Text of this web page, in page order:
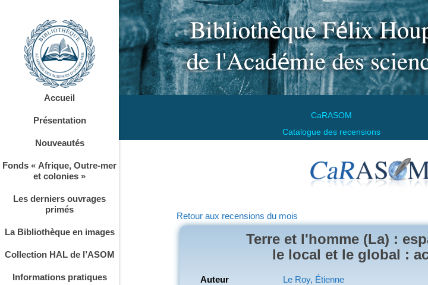
CaRASOM
Catalogue des recensions
Accueil
Présentation
Nouveautés
Fonds « Afrique, Outre-mer
et colonies »
Les derniers ouvrages
primés
La Bibliothèque en images
Collection HAL de l’ASOM
Informations pratiques
Retour aux recensions du mois
Terre et l'homme (La) :
le local et le global :
Auteur Le Roy, Étienne